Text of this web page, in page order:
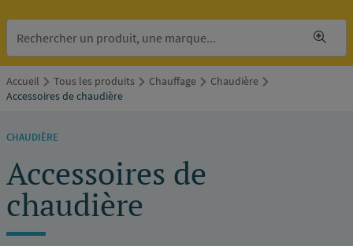
Accueil Tous les produits Chauffage
Chaudière
Accessoires de chaudière
CHAUDIÈRE
Accessoires de
chaudière